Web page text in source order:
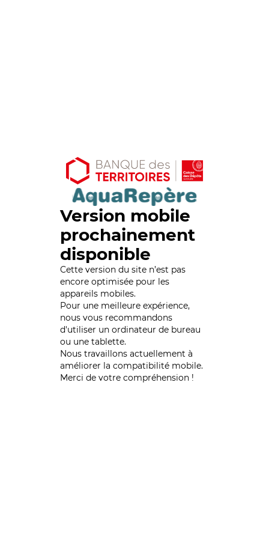
Version mobile
prochainement
disponible
Cette version du site n’est pas
encore optimisée pour les
appareils mobiles.
Pour une meilleure expérience,
nous vous recommandons
d'utiliser un ordinateur de bureau
ou une tablette.
Nous travaillons actuellement à
améliorer la compatibilité mobile.
Merci de votre compréhension !